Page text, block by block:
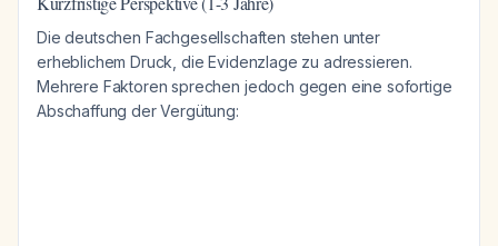
Die deutschen Fachgesellschaften stehen unter
erheblichem Druck, die Evidenzlage zu adressieren.
Mehrere Faktoren sprechen jedoch gegen eine sofortige
Abschaffung der Vergütung: